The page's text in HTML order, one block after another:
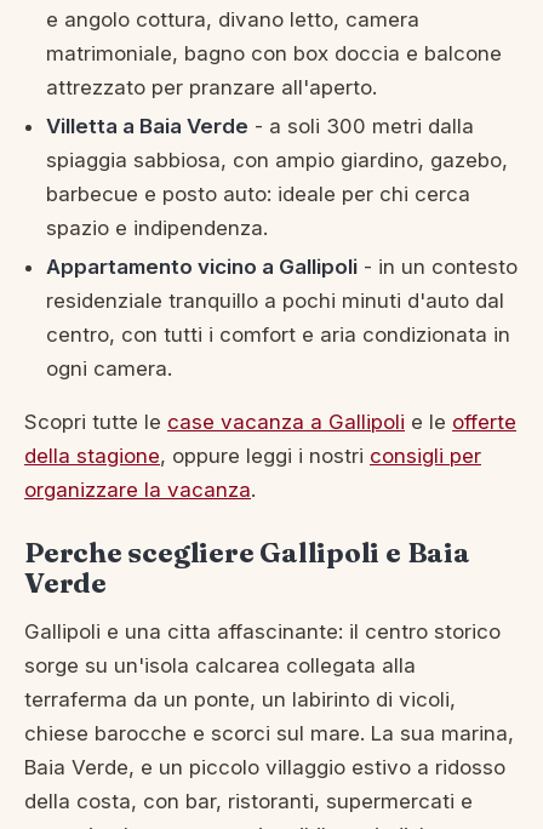
e angolo cottura, divano letto, camera
matrimoniale, bagno con box doccia e balcone
attrezzato per pranzare all'aperto.
Villetta a Baia Verde - a soli 300 metri dalla
spiaggia sabbiosa, con ampio giardino, gazebo,
barbecue e posto auto: ideale per chi cerca
spazio e indipendenza.
Appartamento vicino a Gallipoli- in un contesto
residenziale tranquillo a pochi minuti d'auto dal
centro, con tutti i comfort e aria condizionata in
ogni camera.
Scopri tutte le case vacanza a Gallipoli e le offerte
della stagione, oppure leggi i nostri consigli per
organizzare la vacanza.
Perche scegliere Gallipoli e Baia
Verde
Gallipoli e una citta affascinante: il centro storico
sorge su un'isola calcarea collegata alla
terraferma da un ponte, un labirinto di vicoli,
chiese barocche e scorci sul mare. La sua marina,
Baia Verde, e un piccolo villaggio estivo a ridosso
della costa, con bar, ristoranti, supermercati e